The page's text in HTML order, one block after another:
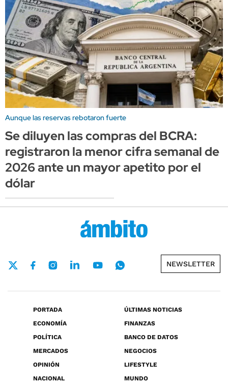
Aunque las reservas rebotaron fuerte
Se diluyen las compras del BCRA:
registraron la menor cifra semanal de
2026 ante un mayor apetito por el
dólar
NEWSLETTER
PORTADA
ÚLTIMAS NOTICIAS
ECONOMÍA
FINANZAS
POLÍTICA
BANCO DE DATOS
MERCADOS
NEGOCIOS
OPINIÓN
LIFESTYLE
NACIONAL
MUNDO